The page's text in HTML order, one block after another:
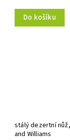
Do košíku
stálý dezertní
and Williams